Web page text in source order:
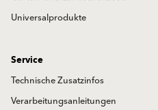
Universalprodukte
Service
Technische Zusatzinfos
Verarbeitungsanleitungen